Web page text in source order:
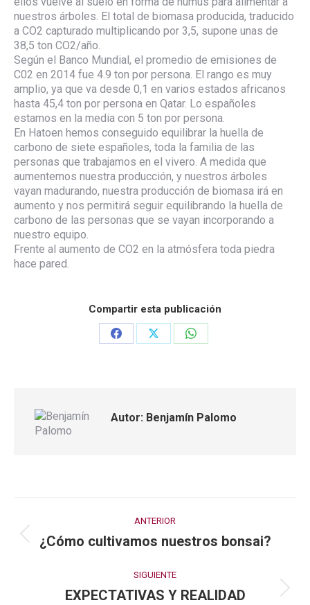
nuestros árboles. El total de biomasa producida, traducido
a CO2 capturado multiplicando por 3,5, supone unas de
38,5 ton CO2/año.
Según el Banco Mundial, el promedio de emisiones de
C02 en 2014 fue 4.9 ton por persona. El rango es muy
amplio, ya que va desde 0,1 en varios estados africanos
hasta 45,4 ton por persona en Qatar. Lo españoles
estamos en la media con 5 ton por persona.
En Hatoen hemos conseguido equilibrar la huella de
carbono de siete españoles, toda la familia de las
personas que trabajamos en el vivero. A medida que
aumentemos nuestra producción, y nuestros árboles
vayan madurando, nuestra producción de biomasa irá en
aumento y nos permitirá seguir equilibrando la huella de
carbono de las personas que se vayan incorporando a
nuestro equipo.
Frente al aumento de CO2 en la atmósfera toda piedra
hace pared.
Compartir esta publicación
Share
Share
Share
Autor: Benjamín Palomo
entre
publicaciones
ANTERIOR
Publicación
¿Cómo cultivamos nuestros bonsai?
SIGUIENTE
Publicación
EXPECTATIVAS Y REALIDAD